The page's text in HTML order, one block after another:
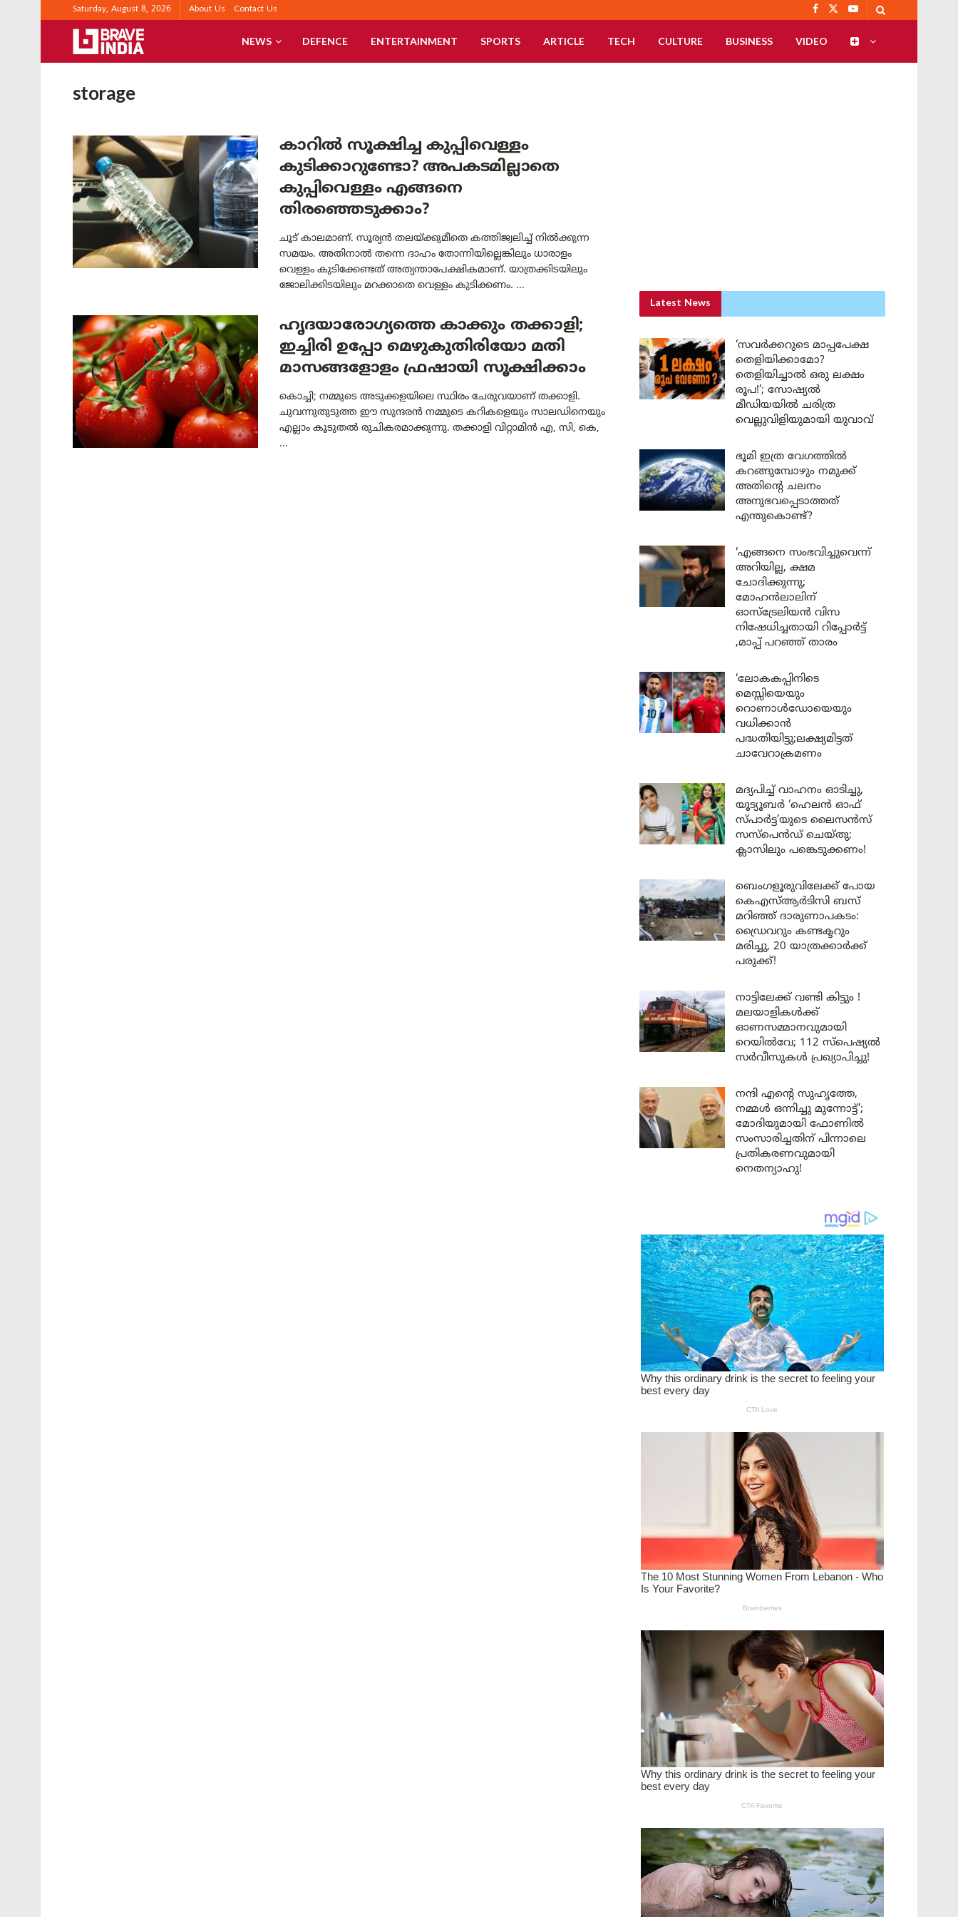
Saturday, August 8, 2026 About Us Contact Us
NEWS DEFENCE ENTERTAINMENT SPORTS ARTICLE TECH CULTURE BUSINESS VIDEO
storage
കാറിൽ സൂക്ഷിച്ച കുപ്പിവെള്ളം
കുടിക്കാറുണ്ടോ? അപകടമില്ലാതെ
കുപ്പിവെള്ളം എങ്ങനെ
തിരഞ്ഞെടുക്കാം?
ചൂട് കാലമാണ്. സൂര്യൻ തലയ്ക്കുമീതെ കത്തിജ്വലിച്ച് നിൽക്കുന്ന
സമയം. അതിനാൽ തന്നെ ദാഹം തോന്നിയില്ലെങ്കിലും ധാരാളം
വെള്ളം കുടിക്കേണ്ടത് അത്യന്താപേക്ഷികമാണ്. യാത്രക്കിടയിലും
ജോലിക്കിടയിലും മറക്കാതെ വെള്ളം കുടിക്കണം. ...
ഹൃദയാരോഗ്യത്തെ കാക്കും തക്കാളി;
ഇച്ചിരി ഉപ്പോ മെഴുകുതിരിയോ മതി
മാസങ്ങളോളം ഫ്രഷായി സൂക്ഷിക്കാം
കൊച്ചി; നമ്മുടെ അടുക്കളയിലെ സ്ഥിരം ചേരുവയാണ് തക്കാളി.
ചുവന്നുതുടുത്ത ഈ സുന്ദരൻ നമ്മുടെ കറികളെയും സാലഡിനെയും
എല്ലാം കൂടുതൽ രുചികരമാക്കുന്നു. തക്കാളി വിറ്റാമിൻ എ, സി, കെ,
...
Latest News
‘സവർക്കറുടെ മാപ്പപേക്ഷ
തെളിയിക്കാമോ?
തെളിയിച്ചാൽ ഒരു ലക്ഷം
രൂപ!’; സോഷ്യൽ
മീഡിയയിൽ ചരിത്ര
വെല്ലുവിളിയുമായി യുവാവ്
ഭൂമി ഇത്ര വേഗത്തിൽ
കറങ്ങുമ്പോഴും നമുക്ക്
അതിന്റെ ചലനം
അനുഭവപ്പെടാത്തത്
എന്തുകൊണ്ട്?
‘എങ്ങനെ സംഭവിച്ചുവെന്ന്
അറിയില്ല, ക്ഷമ
ചോദിക്കുന്നു;
മോഹൻലാലിന്
ഓസ്ട്രേലിയൻ വിസ
നിഷേധിച്ചതായി റിപ്പോർട്ട്
,മാപ്പ് പറഞ്ഞ് താരം
‘ലോകകപ്പിനിടെ
മെസ്സിയെയും
റൊണാൾഡോയെയും
വധിക്കാൻ
പദ്ധതിയിട്ടു;ലക്ഷ്യമിട്ടത്
ചാവേറാക്രമണം
മദ്യപിച്ച് വാഹനം ഓടിച്ചു,
യൂട്യൂബർ ‘ഹെലൻ ഓഫ്
സ്പാർട്ട’യുടെ ലൈസൻസ്
സസ്പെൻഡ് ചെയ്തു;
ക്ലാസിലും പങ്കെടുക്കണം!
ബെംഗളൂരുവിലേക്ക് പോയ
കെഎസ്ആർടിസി ബസ്
മറിഞ്ഞ് ദാരുണാപകടം:
ഡ്രൈവറും കണ്ടക്ടറും
മരിച്ചു, 20 യാത്രക്കാർക്ക്
പരുക്ക്!
നാട്ടിലേക്ക് വണ്ടി കിട്ടും !
മലയാളികൾക്ക്
ഓണസമ്മാനവുമായി
റെയിൽവേ; 112 സ്പെഷ്യൽ
സർവീസുകൾ പ്രഖ്യാപിച്ചു!
നന്ദി എൻ്റെ സുഹൃത്തേ,
നമ്മൾ ഒന്നിച്ചു മുന്നോട്ട്’;
മോദിയുമായി ഫോണിൽ
സംസാരിച്ചതിന് പിന്നാലെ
പ്രതികരണവുമായി
നെതന്യാഹു!